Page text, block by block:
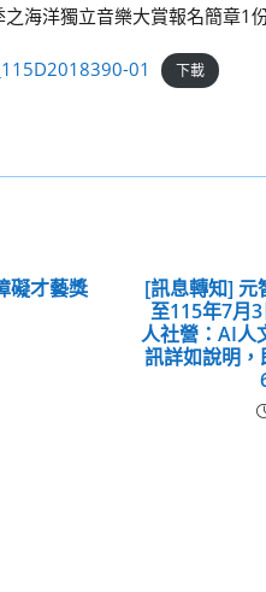
海洋獨立音樂大賞報名簡章1
01 下載
礙才藝獎
[訊息轉知] 元
至115年7月
人社營：AI人
訊詳如說明